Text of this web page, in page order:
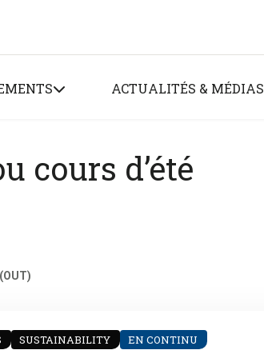
ACTUALITÉS & MÉDIAS
cours d’été
SUSTAINABILITY EN CONTINU